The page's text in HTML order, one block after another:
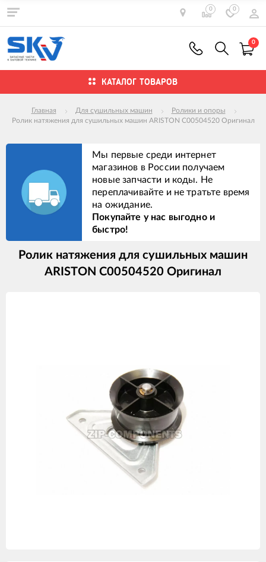
0 0
0
КАТАЛОГ ТОВАРОВ
Главная Для сушильных машин
Ролики и опоры
Ролик натяжения для сушильных машин ARISTON C00504520 Оригинал
Мы первые среди интернет
магазинов в России получаем
новые запчасти и коды. Не
переплачивайте и не тратьте время
на ожидание.
Покупайте у нас выгодно и
быстро!
Ролик натяжения для сушильных машин
ARISTON C00504520 Оригинал